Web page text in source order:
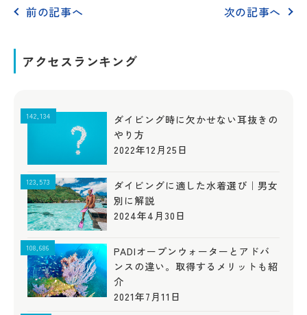
前の記事へ 次の記事へ
アクセスランキング
142,134
ダイビング時に欠かせない耳抜きの
やり方
2022年12月25日
123,573
ダイビングに適した水着選び｜男女
別に解説
2024年4月30日
108,686
PADIオープンウォーターとアドバ
ンスの違い。取得するメリットも紹
介
2021年7月11日